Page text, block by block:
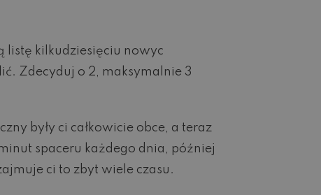
listę kilkudziesięciu nowyc
Zdecyduj o 2, maksymalnie 3
były ci całkowicie obce, a teraz
spaceru każdego dnia, później
ci to zbyt wiele czasu.